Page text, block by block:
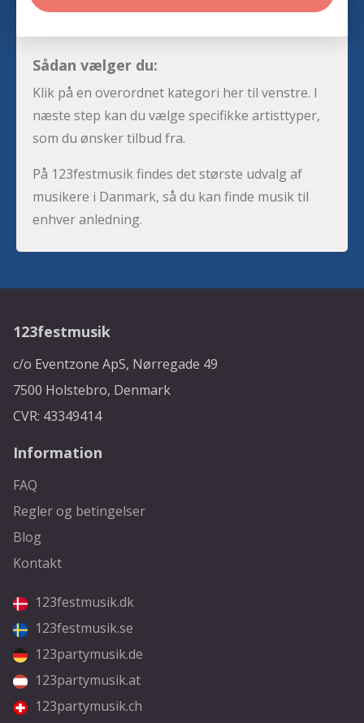
Sådan vælger du:
Klik på en overordnet kategori her til venstre. I
næste step kan du vælge specifikke artisttyper,
som du ønsker tilbud fra.
På 123festmusik findes det største udvalg af
musikere i Danmark, så du kan finde musik til
enhver anledning.
123festmusik
c/o Eventzone ApS, Nørregade 49
7500 Holstebro, Denmark
CVR: 43349414
Information
FAQ
Regler og betingelser
Blog
Kontakt
123festmusik.dk
123festmusik.se
123partymusik.de
123partymusik.at
123partymusik.ch